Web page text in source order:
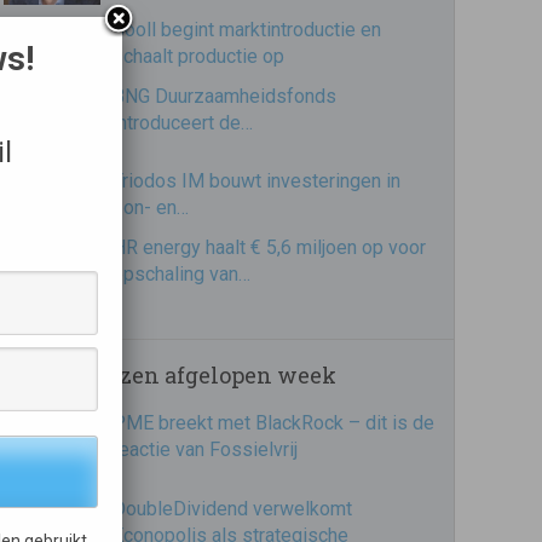
Cooll begint marktintroductie en
schaalt productie op
BNG Duurzaamheidsfonds
introduceert de…
Triodos IM bouwt investeringen in
zon- en…
HR energy haalt € 5,6 miljoen op voor
opschaling van…
Meest gelezen afgelopen week
PME breekt met BlackRock – dit is de
reactie van Fossielvrij
DoubleDividend verwelkomt
Econopolis als strategische